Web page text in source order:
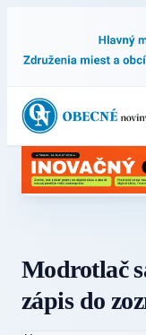
Modrotlač
zápis do